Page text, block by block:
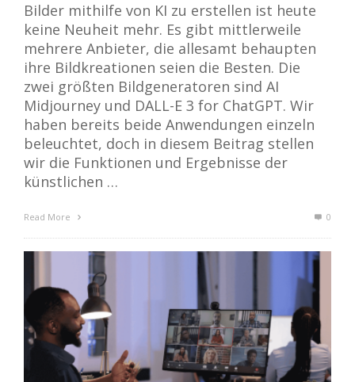
Bilder mithilfe von KI zu erstellen ist heute
keine Neuheit mehr. Es gibt mittlerweile
mehrere Anbieter, die allesamt behaupten
ihre Bildkreationen seien die Besten. Die
zwei größten Bildgeneratoren sind AI
Midjourney und DALL-E 3 for ChatGPT. Wir
haben bereits beide Anwendungen einzeln
beleuchtet, doch in diesem Beitrag stellen
wir die Funktionen und Ergebnisse der
künstlichen …
Read More 0